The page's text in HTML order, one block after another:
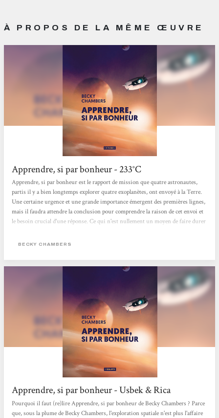
À PROPOS DE LA MÊME ŒUVRE
Apprendre, si par bonheur - 233°C
Apprendre, si par bonheur est le rapport de mission que quatre astronautes,
partis il y a bien longtemps explorer quatre exoplanètes, ont envoyé à la Terre.
Une certaine urgence et une grande importance émergent des premières lignes,
mais il faudra attendre la conclusion pour comprendre la raison de cet envoi et
le besoin crucial d'une réponse. Ce qui n'est nullement un moyen de faire durer
chemin, c'est donc l'exploration de quatre planètes et la recherche de formes de
BECKY CHAMBERS
Apprendre, si par bonheur - Usbek & Rica
Pourquoi il faut (re)lire Apprendre, si par bonheur de Becky Chambers ? Parce
que, sous la plume de Becky Chambers, l'exploration spatiale n'est plus l'affaire